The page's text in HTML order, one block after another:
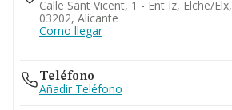
Calle Sant Vicent, 1 - Ent Iz, Elche/elx,
03202, Alicante
Como llegar
Teléfono
Añadir Teléfono